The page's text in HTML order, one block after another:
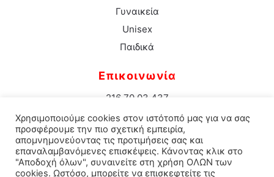
Γυναικεία
Unisex
Παιδικά
Επικοινωνία
216 70 03 437
info@aromacenter.gr
25ης Μαρτίου 1 Νέα Σμύρνη 171 21
Χρησιμοποιούμε cookies στον ιστότοπό μας για να σας
προσφέρουμε την πιο σχετική εμπειρία,
απομνημονεύοντας τις προτιμήσεις σας και
επαναλαμβανόμενες επισκέψεις. Κάνοντας κλικ στο
"Αποδοχή όλων", συναινείτε στη χρήση ΟΛΩΝ των
cookies. Ωστόσο, μπορείτε να επισκεφτείτε τις